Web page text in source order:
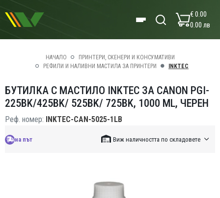
€ 0.00
0.00 лв
НАЧАЛО
ПРИНТЕРИ, СКЕНЕРИ И КОНСУМАТИВИ
РЕФИЛИ И НАЛИВНИ МАСТИЛА ЗА ПРИНТЕРИ
INKTEC
БУТИЛКА С МАСТИЛО INKTEC ЗА CANON PGI-
225BK/425BK/ 525BK/ 725BK, 1000 ML, ЧЕРЕН
Реф. номер: INKTEC-CAN-5025-1LB
на път Виж наличността по складовете